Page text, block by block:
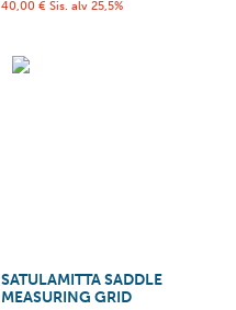
40,00 € Sis. alv 25,5%
SATULAMITTA SADDLE
MEASURING GRID